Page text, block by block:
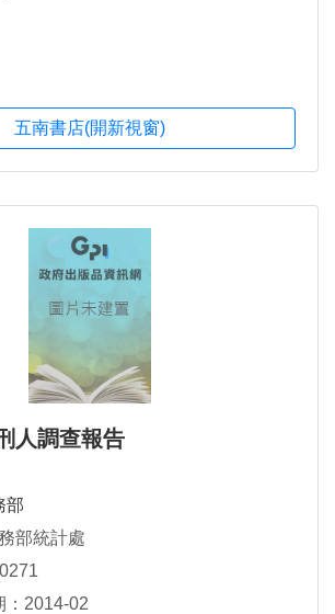
五南書店(開新視窗)
人調查報告
部
部統計處
：2014-02